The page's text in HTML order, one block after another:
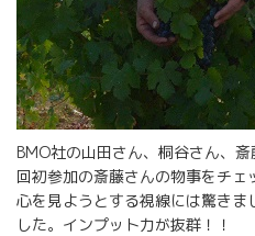
BMO社の山田さん、桐谷さん、
回初参加の斎藤さんの物事をチ
心を見ようとする視線には驚き
した。インプット力が抜群！！